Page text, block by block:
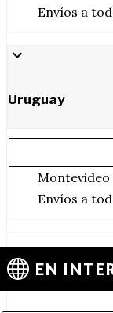
Envíos a
Uruguay
Montevideo
Envíos a
EN